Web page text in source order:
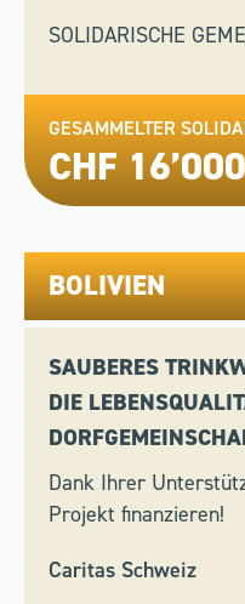
SOLIDARISCHE
GESAMMELTER
CHF 16’000
BOLIVIEN
SAUBERES
DIE
Dank Ihrer
Projekt finanzieren!
Caritas Schweiz